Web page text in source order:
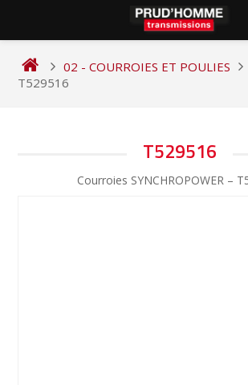
content
02 - COURROIES ET POULIES
T529516
T529516
Courroies SYNCHROPOWER –